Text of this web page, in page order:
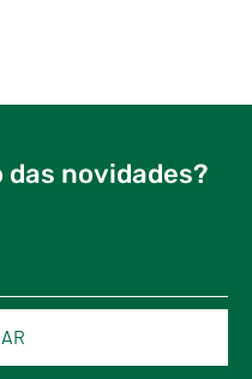
novidades?